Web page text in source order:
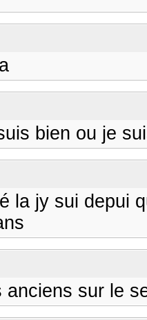
bien ou je
la jy sui depui
anciens sur le